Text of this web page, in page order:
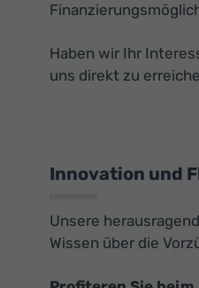
Haben wir Ihr
uns direkt zu
Innovation und
Unsere
Wissen über die